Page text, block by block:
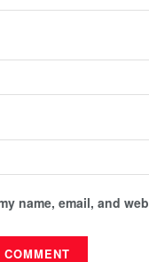
name, email, and